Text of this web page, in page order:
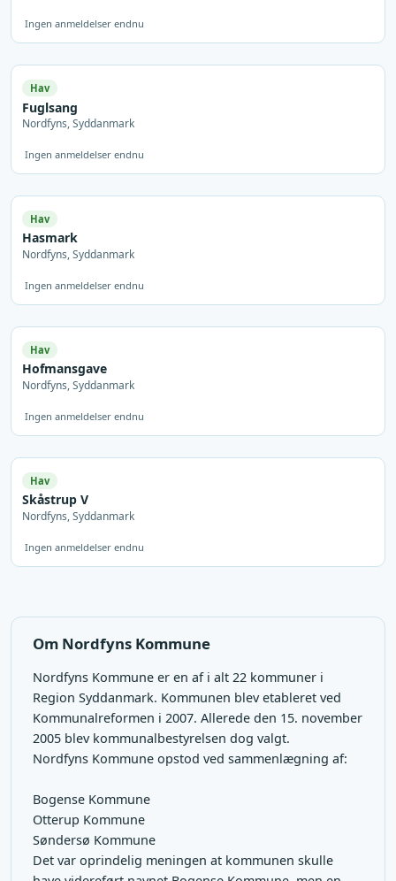
Ingen anmeldelser endnu
Hav
Fuglsang
Nordfyns, Syddanmark
Ingen anmeldelser endnu
Hav
Hasmark
Nordfyns, Syddanmark
Ingen anmeldelser endnu
Hav
Hofmansgave
Nordfyns, Syddanmark
Ingen anmeldelser endnu
Hav
Skåstrup V
Nordfyns, Syddanmark
Ingen anmeldelser endnu
Om Nordfyns Kommune
Nordfyns Kommune er en af i alt 22 kommuner i
Region Syddanmark. Kommunen blev etableret ved
Kommunalreformen i 2007. Allerede den 15. november
2005 blev kommunalbestyrelsen dog valgt.
Nordfyns Kommune opstod ved sammenlægning af:
Bogense Kommune
Otterup Kommune
Søndersø Kommune
Det var oprindelig meningen at kommunen skulle